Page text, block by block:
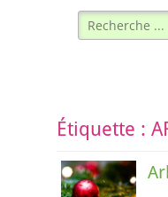
Rechercher :
Étiquette :